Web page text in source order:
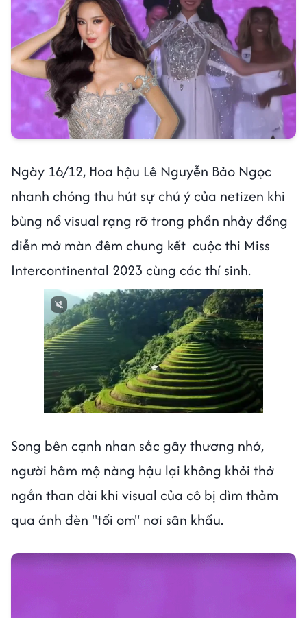
Ngày 16/12, Hoa hậu Lê Nguyễn Bảo Ngọc
nhanh chóng thu hút sự chú ý của netizen khi
bùng nổ visual rạng rỡ trong phần nhảy đồng
diễn mở màn đêm chung kết cuộc thi Miss
Intercontinental 2023 cùng các thí sinh.
Song bên cạnh nhan sắc gây thương nhớ,
người hâm mộ nàng hậu lại không khỏi thở
ngắn than dài khi visual của cô bị dìm thảm
qua ánh đèn "tối om" nơi sân khấu.